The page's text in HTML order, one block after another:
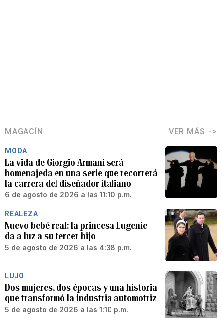
MAGACÍN VER MÁS
MODA
La vida de Giorgio Armani será
homenajeda en una serie que recorrerá
la carrera del diseñador italiano
6 de agosto de 2026 a las 11:10 p.m.
REALEZA
Nuevo bebé real: la princesa Eugenie
da a luz a su tercer hijo
5 de agosto de 2026 a las 4:38 p.m.
LUJO
Dos mujeres, dos épocas y una historia
que transformó la industria automotriz
5 de agosto de 2026 a las 1:10 p.m.